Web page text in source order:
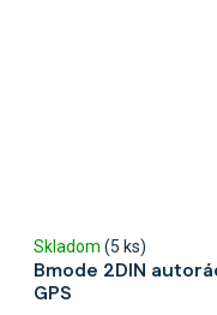
Bmode 2DIN
GPS
Skladom (5 ks)